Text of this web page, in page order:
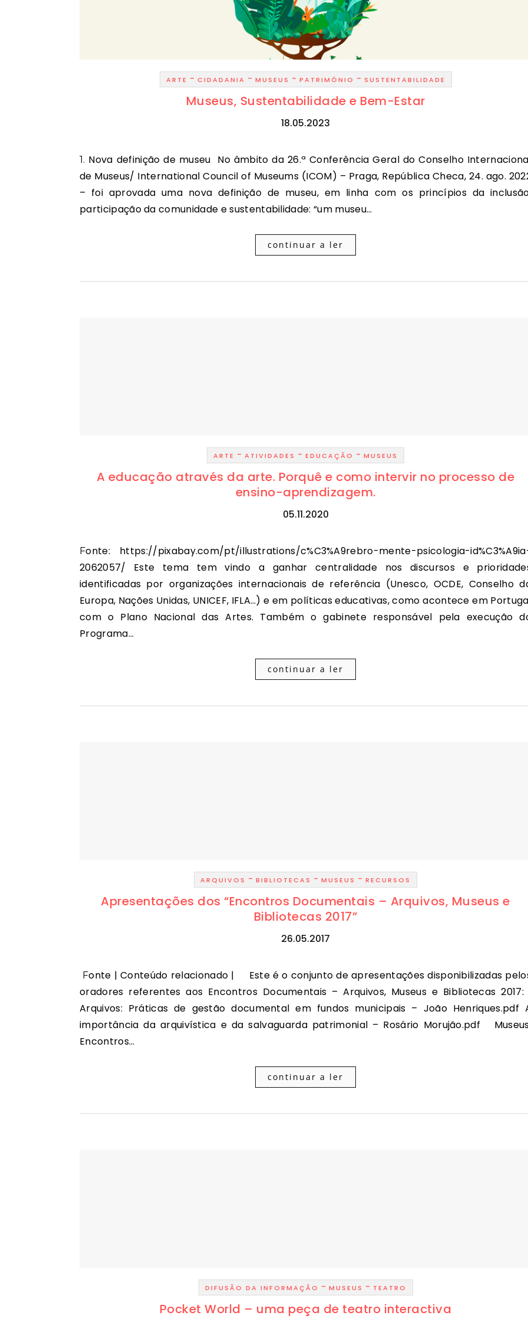
ARTE - CIDADANIA - MUSEUS - PATRIMÓNIO - SUSTENTABILIDADE
Museus, Sustentabilidade e Bem-Estar
18.05.2023
1. Nova definição de museu No âmbito da 26.ª Conferência Geral do Conselho Internacional
de Museus/ International Council of Museums (ICOM) – Praga, República Checa, 24. ago.
– foi aprovada uma nova definição de museu, em linha com os princípios da
participação da comunidade e sustentabilidade: “um museu…
continuar a ler
ARTE - ATIVIDADES - EDUCAÇÃO - MUSEUS
A educação através da arte. Porquê e como intervir no processo de
ensino-aprendizagem.
05.11.2020
Fonte: https://pixabay.com/pt/illustrations/c%C3%A9rebro-mente-psicologia-id%C3%A9ia-
2062057/ Este tema tem vindo a ganhar centralidade nos discursos e
identificadas por organizações internacionais de referência (Unesco, OCDE, Conselho
Europa, Nações Unidas, UNICEF, IFLA…) e em políticas educativas, como acontece em
com o Plano Nacional das Artes. Também o gabinete responsável pela execução
Programa…
continuar a ler
ARQUIVOS - BIBLIOTECAS - MUSEUS - RECURSOS
Apresentações dos “Encontros Documentais – Arquivos, Museus e
Bibliotecas 2017”
26.05.2017
Fonte | Conteúdo relacionado | Este é o conjunto de apresentações disponibilizadas pelos
oradores referentes aos Encontros Documentais – Arquivos, Museus e Bibliotecas 2017:
Arquivos: Práticas de gestão documental em fundos municipais – João Henriques.pdf
importância da arquivística e da salvaguarda patrimonial – Rosário Morujão.pdf
Encontros…
continuar a ler
DIFUSÃO DA INFORMAÇÃO - MUSEUS - TEATRO
Pocket World – uma peça de teatro interactiva